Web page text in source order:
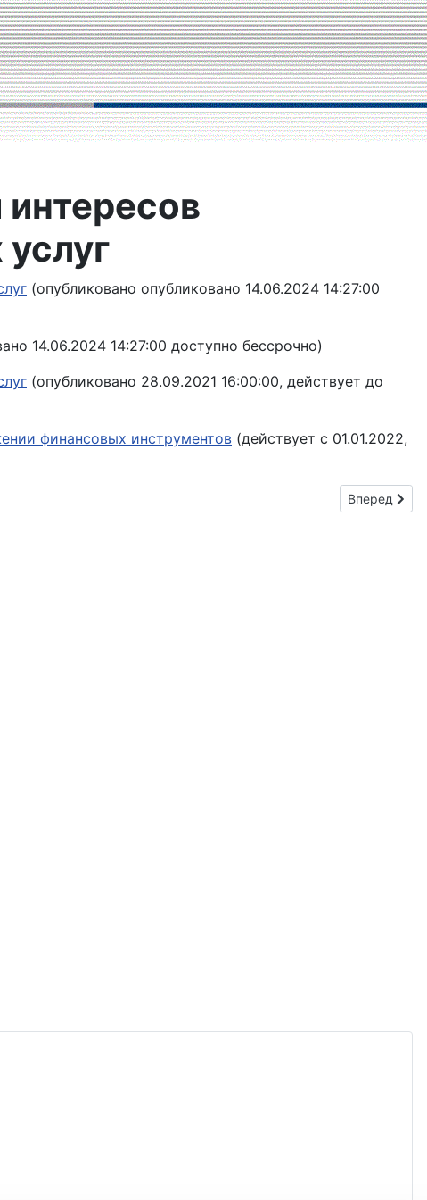
(опубликовано опубликовано 14.06.2024 14:27:00
14.06.2024 14:27:00 доступно бессрочно)
(опубликовано 28.09.2021 16:00:00, действует до
финансовых инструментов (действует с 01.01.2022,
Следующий:
Вперед